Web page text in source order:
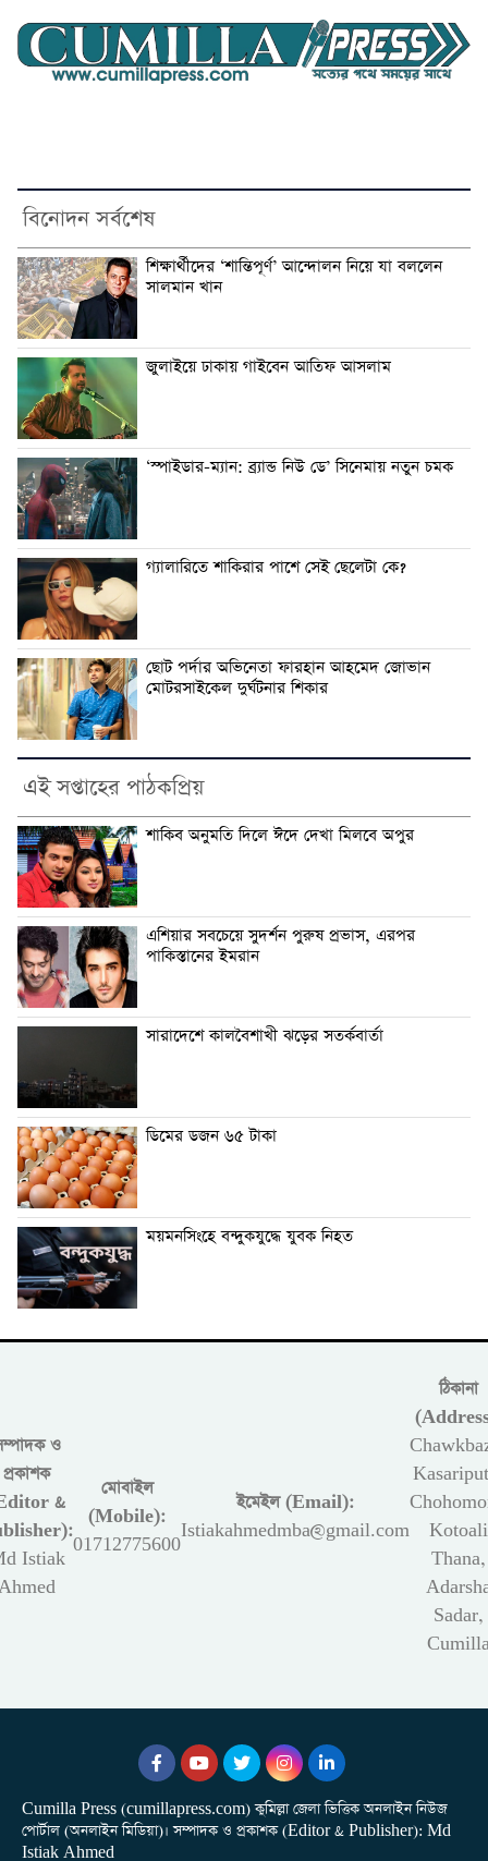
বিনোদন সর্বশেষ
শিক্ষার্থীদের ‘শান্তিপূর্ণ’ আন্দোলন নিয়ে যা বললেন
সালমান খান
জুলাইয়ে ঢাকায় গাইবেন আতিফ আসলাম
‘স্পাইডার-ম্যান: ব্র্যান্ড নিউ ডে’ সিনেমায় নতুন চমক
গ্যালারিতে শাকিরার পাশে সেই ছেলেটা কে?
ছোট পর্দার অভিনেতা ফারহান আহমেদ জোভান
মোটরসাইকেল দুর্ঘটনার শিকার
এই সপ্তাহের পাঠকপ্রিয়
শাকিব অনুমতি দিলে ঈদে দেখা মিলবে অপুর
এশিয়ার সবচেয়ে সুদর্শন পুরুষ প্রভাস, এরপর
পাকিস্তানের ইমরান
সারাদেশে কালবৈশাখী ঝড়ের সতর্কবার্তা
ডিমের ডজন ৬৫ টাকা
ময়মনসিংহে বন্দুকযুদ্ধে যুবক নিহত
ও
প্রকাশক
&
Istiak
মোবাইল
(Mobile):
01712775600
ইমেইল (Email):
Istiakahmedmba@gmail.com
ঠিকানা
Kotoali
Thana,
Sadar,
Cumilla Press (cumillapress.com) কুমিল্লা জেলা ভিত্তিক অনলাইন নিউজ
পোর্টাল (অনলাইন মিডিয়া)। সম্পাদক ও প্রকাশক (Editor & Publisher): Md
Istiak Ahmed